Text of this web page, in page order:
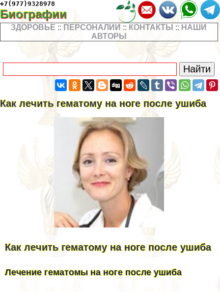
+7(977)9328978
Биографии
ЗДОРОВЬЕ :: ПЕРСОНАЛИИ :: КОНТАКТЫ :: НАШИ
АВТОРЫ
Как лечить гематому на ноге после ушиба
Как лечить гематому на ноге после ушиба
Лечение гематомы на ноге после ушиба